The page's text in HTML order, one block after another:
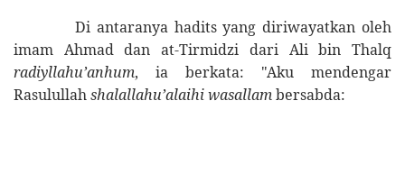
Di antaranya hadits yang diriwayatkan oleh
imam Ahmad dan at-Tirmidzi dari Ali bin Thalq
radiyllahu’anhum, ia berkata: "Aku mendengar
Rasulullahshalallahu’alaihiwasallambersabda: